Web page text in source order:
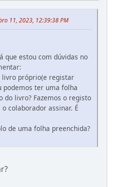
11, 2023, 12:39:38 PM
que estou com dúvidas no
próprio(e registar
podemos ter uma folha
do livro? Fazemos o registo
colaborador assinar. É
de uma folha preenchida?